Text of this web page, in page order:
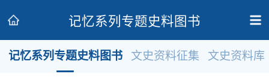
记忆系列专题史料图书
记忆系列专题史料图书 文史资料征集 文史资料库